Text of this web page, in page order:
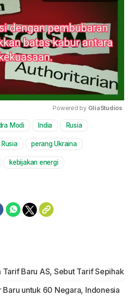
Powered by GliaStudios
Modi India Rusia
perang Ukraina
kebijakan energi
Baru AS, Sebut Tarif Sepihak
Baru untuk 60 Negara, Indonesia